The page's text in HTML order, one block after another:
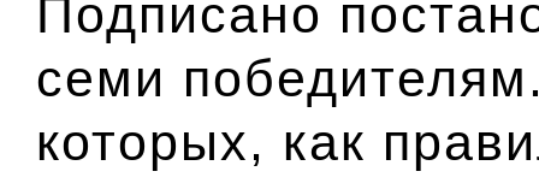
Подписано
семи
которых, как